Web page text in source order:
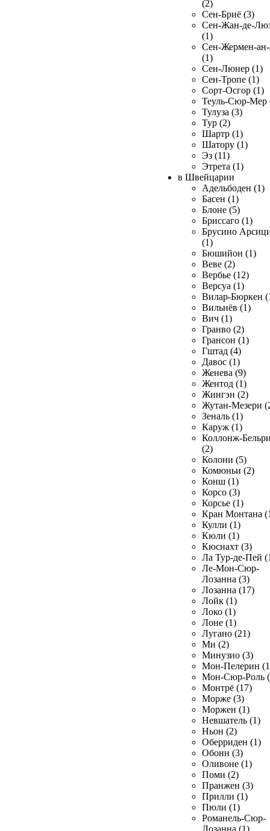
(2)
Сен-Бриё (3)
Сен-Жан-де-
(1)
Сен-Жермен-
(1)
Сен-Люнер (1)
Сен-Тропе (1)
Сорт-Осгор (1)
Теуль-Сюр-Мер
Тулуза (3)
Тур (2)
Шартр (1)
Шатору (1)
Эз (11)
Этрета (1)
в Швейцарии
Адельбоден (1)
Басен (1)
Блоне (5)
Бриссаго (1)
Брусино
(1)
Бюшийон (1)
Веве (2)
Вербье (12)
Версуа (1)
Вилар-Бюркен
Вильнёв (1)
Вич (1)
Гранво (2)
Грансон (1)
Гштад (4)
Давос (1)
Женева (9)
Жентод (1)
Жингэн (2)
Жутан-Мезери
Зеналь (1)
Каруж (1)
Коллонж-
(2)
Колони (5)
Комюньи (2)
Конш (1)
Корсо (3)
Корсье (1)
Кран Монтана
Кулли (1)
Кюли (1)
Кюснахт (3)
Ла Тур-де-Пей
Ле-Мон-Сюр-
Лозанна (3)
Лозанна (17)
Лойк (1)
Локо (1)
Лоне (1)
Лугано (21)
Ми (2)
Минузио (3)
Мон-Пелерин
Мон-Сюр-Роль
Монтрё (17)
Морже (3)
Моржен (1)
Невшатель (1)
Ньон (2)
Оберриден (1)
Обонн (3)
Оливоне (1)
Поми (2)
Пранжен (3)
Прилли (1)
Пюли (1)
Романель-Сюр-
Лозанна (1)